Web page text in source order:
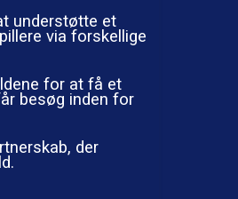
understøtte et
via forskellige
for at få et
besøg inden for
der